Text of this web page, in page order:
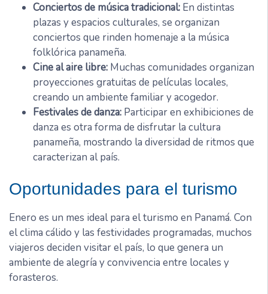
Conciertos de música tradicional: En distintas
plazas y espacios culturales, se organizan
conciertos que rinden homenaje a la música
folklórica panameña.
Cine al aire libre: Muchas comunidades organizan
proyecciones gratuitas de películas locales,
creando un ambiente familiar y acogedor.
Festivales de danza: Participar en exhibiciones de
danza es otra forma de disfrutar la cultura
panameña, mostrando la diversidad de ritmos que
caracterizan al país.
Oportunidades para el turismo
Enero es un mes ideal para el turismo en Panamá. Con
el clima cálido y las festividades programadas, muchos
viajeros deciden visitar el país, lo que genera un
ambiente de alegría y convivencia entre locales y
forasteros.